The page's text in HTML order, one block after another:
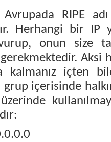
RIPE
Herhangi bir
onun size
Aksi
kalmanız içten
içerisinde